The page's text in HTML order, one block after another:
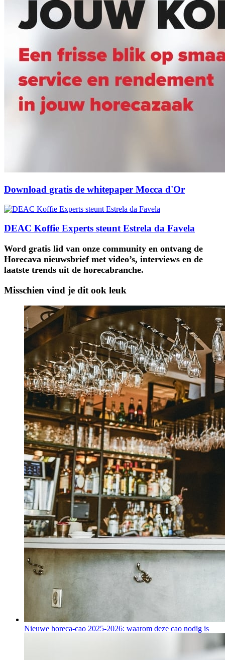
Download gratis de whitepaper Mocca d'Or
DEAC Koffie Experts steunt Estrela da Favela
Word gratis lid van onze community en ontvang de
Horecava nieuwsbrief met video’s, interviews en de
laatste trends uit de horecabranche.
Misschien vind je dit ook leuk
Nieuwe horeca-cao 2025-2026: waarom deze cao nodig is